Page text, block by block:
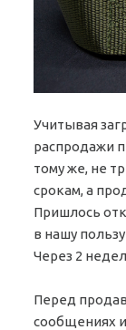
Учитывая
распродажи
тому же, не
срокам, а
Пришлось
в нашу
Через 2
Перед
сообщениях